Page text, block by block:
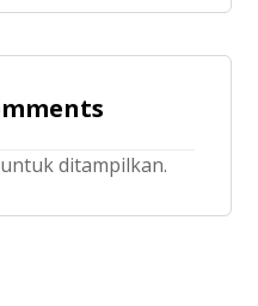
ditampilkan.